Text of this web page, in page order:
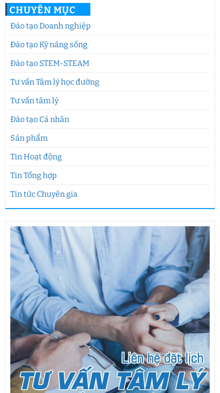
CHUYÊN MỤC
Đào tạo Doanh nghiệp
Đào tạo Kỹ năng sống
Đào tạo STEM-STEAM
Tư vấn Tâm lý học đường
Tư vấn tâm lý
Đào tạo Cá nhân
Sản phẩm
Tin Hoạt động
Tin Tổng hợp
Tin tức Chuyên gia